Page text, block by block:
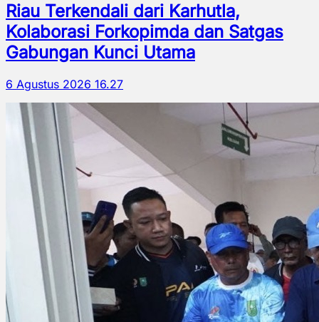
Riau Terkendali dari Karhutla,
Kolaborasi Forkopimda dan Satgas
Gabungan Kunci Utama
6 Agustus 2026 16.27